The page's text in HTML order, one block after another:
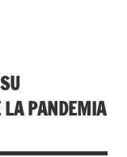
LA PANDEMIA